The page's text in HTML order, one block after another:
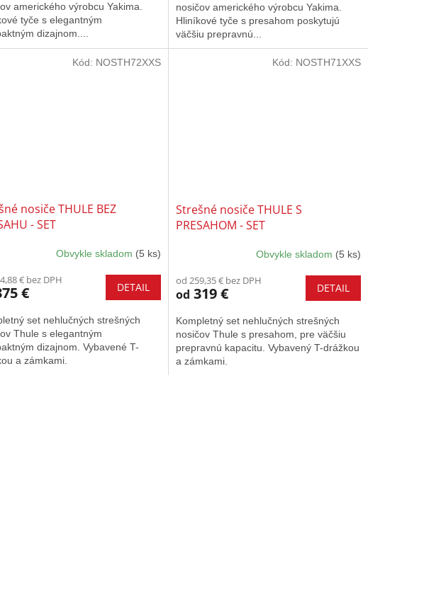
amerického výrobcu Yakima.
tyče s elegantným
dizajnom....
nosičov amerického výrobcu Yakima.
Hliníkové tyče s presahom poskytujú
väčšiu prepravnú...
nosiče THULE BEZ
- SET
Obvykle skladom (5 ks)
€ bez DPH
€ DETAIL
set nehlučných strešných
Thule s elegantným
dizajnom. Vybavené T-
a zámkami.
Kód: NOSTH72XXS
Strešné nosiče THULE S
PRESAHOM - SET
Obvykle skladom (5 ks)
od 259,35 € bez DPH
od 319 € DETAIL
Kompletný set nehlučných strešných
nosičov Thule s presahom, pre väčšiu
prepravnú kapacitu. Vybavený T-drážkou
a zámkami.
Kód: NOSTH71XXS